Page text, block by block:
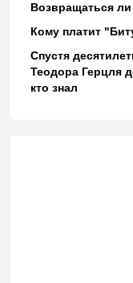
Возвращаться
Кому платит
Спустя
Теодора Герцля
кто знал